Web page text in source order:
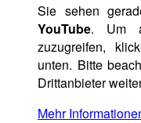
Sie sehen
YouTube. Um
zuzugreifen,
unten. Bitte
Drittanbieter
Mehr